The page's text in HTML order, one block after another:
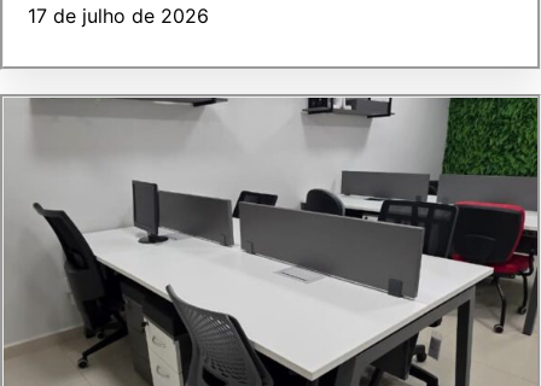
17 de julho de 2026